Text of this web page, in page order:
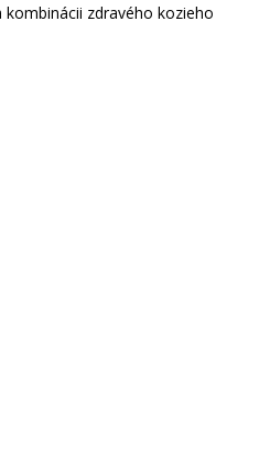
zdravého kozieho